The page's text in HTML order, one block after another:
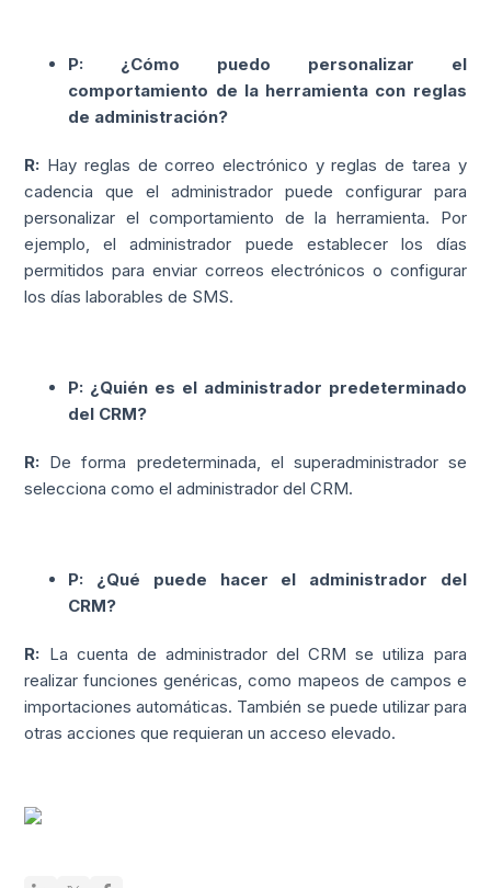
P: ¿Cómo puedo personalizar el
comportamiento de la herramienta con reglas
de administración?
R: Hay reglas de correo electrónico y reglas de tarea y
cadencia que el administrador puede configurar para
personalizar el comportamiento de la herramienta. Por
ejemplo, el administrador puede establecer los días
permitidos para enviar correos electrónicos o configurar
los días laborables de SMS.
P: ¿Quién es el administrador predeterminado
del CRM?
R: De forma predeterminada, el superadministrador se
selecciona como el administrador del CRM.
P: ¿Qué puede hacer el administrador del
CRM?
R: La cuenta de administrador del CRM se utiliza para
realizar funciones genéricas, como mapeos de campos e
importaciones automáticas. También se puede utilizar para
otras acciones que requieran un acceso elevado.